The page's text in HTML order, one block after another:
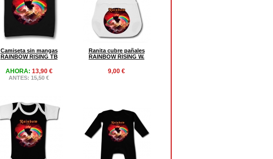
Camiseta sin mangas
RAINBOW RISING TB
AHORA: 13,90 €
ANTES: 15,50 €
Ranita cubre pañales
RAINBOW RISING W.
9,00 €